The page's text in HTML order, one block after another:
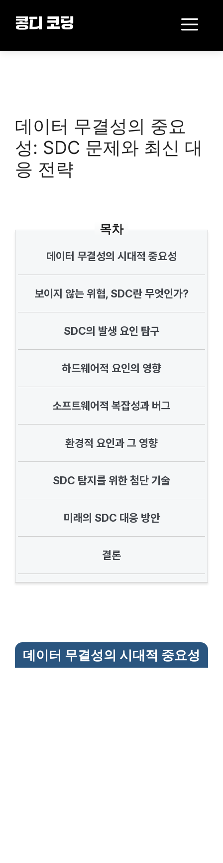
content콩디 코딩
데이터 무결성의 중요
성: SDC 문제와 최신 대
응 전략
목차
데이터 무결성의 시대적 중요성
보이지 않는 위협, SDC란 무엇인가?
SDC의 발생 요인 탐구
하드웨어적 요인의 영향
소프트웨어적 복잡성과 버그
환경적 요인과 그 영향
SDC 탐지를 위한 첨단 기술
미래의 SDC 대응 방안
결론
데이터 무결성의 시대적 중요성